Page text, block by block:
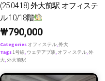
(25.04.18) 外大前駅 オフィステ
ル 10/18階
₩790,000
Categories オフィステル,外大
Tags1号線, ウェデアプ駅, オフィステル,外
大,外大前駅